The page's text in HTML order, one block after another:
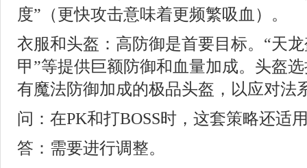
度”（更快攻击意味着更频繁吸血）。
衣服和头盔：高防御是首要目标。“天
甲”等提供巨额防御和血量加成。头盔
有魔法防御加成的极品头盔，以应对法
问：在PK和打BOSS时，这套策略还适
答：需要进行调整。